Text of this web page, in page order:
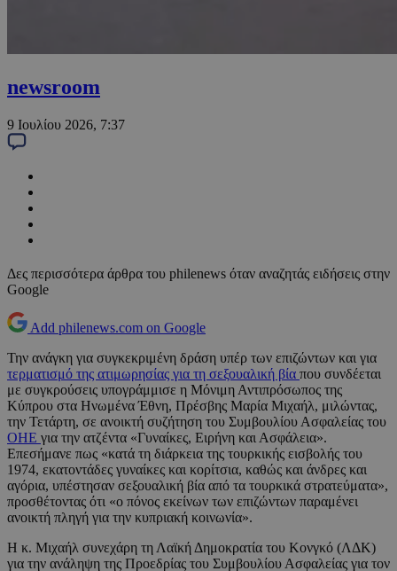
newsroom
9 Ιουλίου 2026, 7:37
Δες περισσότερα άρθρα του philenews όταν αναζητάς ειδήσεις στην
Google
Add philenews.com on Google
Την ανάγκη για συγκεκριμένη δράση υπέρ των επιζώντων και για
τερματισμό της ατιμωρησίας για τη σεξουαλική βία που συνδέεται
με συγκρούσεις υπογράμμισε η Μόνιμη Αντιπρόσωπος της
Κύπρου στα Ηνωμένα Έθνη, Πρέσβης Μαρία Μιχαήλ, μιλώντας,
την Τετάρτη, σε ανοικτή συζήτηση του Συμβουλίου Ασφαλείας του
ΟΗΕ για την ατζέντα «Γυναίκες, Ειρήνη και Ασφάλεια».
Επεσήμανε πως «κατά τη διάρκεια της τουρκικής εισβολής του
1974, εκατοντάδες γυναίκες και κορίτσια, καθώς και άνδρες και
αγόρια, υπέστησαν σεξουαλική βία από τα τουρκικά στρατεύματα»,
προσθέτοντας ότι «ο πόνος εκείνων των επιζώντων παραμένει
ανοικτή πληγή για την κυπριακή κοινωνία».
Η κ. Μιχαήλ συνεχάρη τη Λαϊκή Δημοκρατία του Κονγκό (ΛΔΚ)
για την ανάληψη της Προεδρίας του Συμβουλίου Ασφαλείας για τον